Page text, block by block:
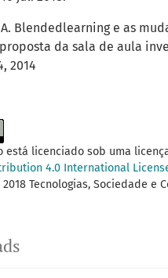
A. Blendedlearning e as
da sala de aula
2014
está licenciado sob uma
4.0 International
Tecnologias, Sociedade e